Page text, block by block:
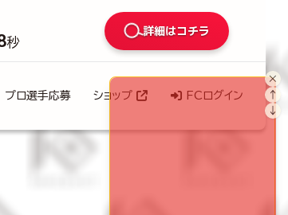
秒
詳細はコチラ
プロ選手応募 ショップ FCログイン
×
↑
↓